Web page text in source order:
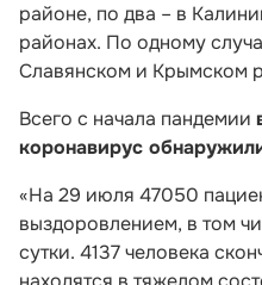
районе, по два – в
районах. По одному
Славянском и Крымском
Всего с начала пандемии
коронавирус
«На 29 июля 47050
выздоровлением, в том
сутки. 4137 человека